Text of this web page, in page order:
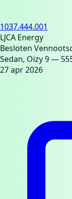
1037.444.001
LJCA Energy
Besloten
Sedan, Oizy 9—
27 apr 2026